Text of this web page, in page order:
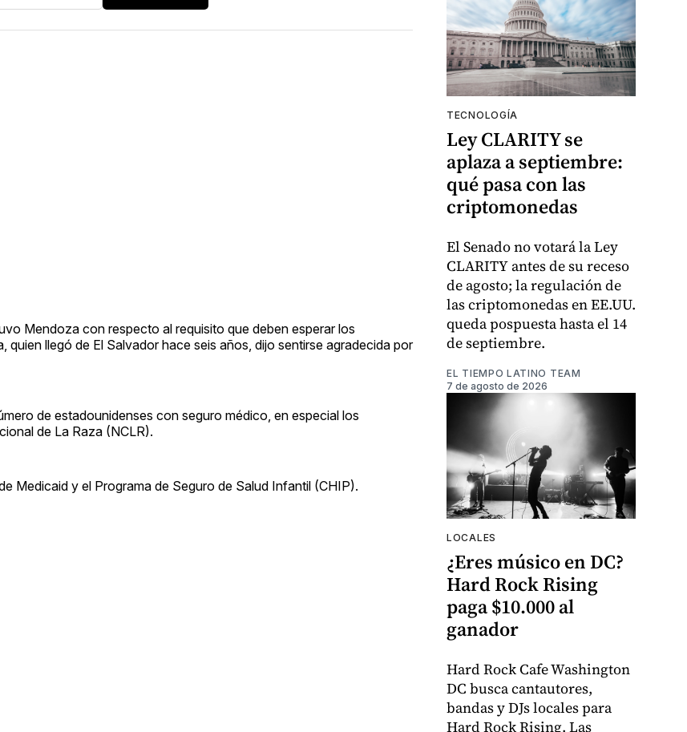
Mendoza con respecto al requisito que deben esperar los
llegó de El Salvador hace seis años, dijo sentirse agradecida por
de estadounidenses con seguro médico, en especial los
de La Raza (NCLR).
Medicaid y el Programa de Seguro de Salud Infantil (CHIP).
TECNOLOGÍA
Ley CLARITY se
aplaza a septiembre:
qué pasa con las
criptomonedas
El Senado no votará la Ley
CLARITY antes de su receso
de agosto; la regulación de
las criptomonedas en EE.UU.
queda pospuesta hasta el 14
de septiembre.
EL TIEMPO LATINO TEAM
7 de agosto de 2026
LOCALES
¿Eres músico en DC?
Hard Rock Rising
paga $10.000 al
ganador
Hard Rock Cafe Washington
DC busca cantautores,
bandas y DJs locales para
Hard Rock Rising. Las